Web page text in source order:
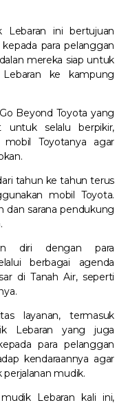
Lebaran ini bertujuan
para pelanggan
mereka siap untuk
ke kampung
Beyond Toyota yang
untuk selalu berpikir,
Toyotanya agar
tahun ke tahun terus
mobil Toyota.
dan sarana pendukung
diri dengan para
berbagai agenda
di Tanah Air, seperti
layanan, termasuk
Lebaran yang juga
para pelanggan
kendaraannya agar
mudik.
Lebaran kali ini,